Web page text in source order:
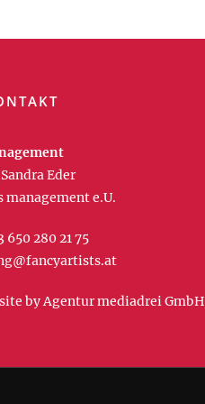
Eder
management e.U.
650 280 21 75
byAgentur mediadrei GmbH